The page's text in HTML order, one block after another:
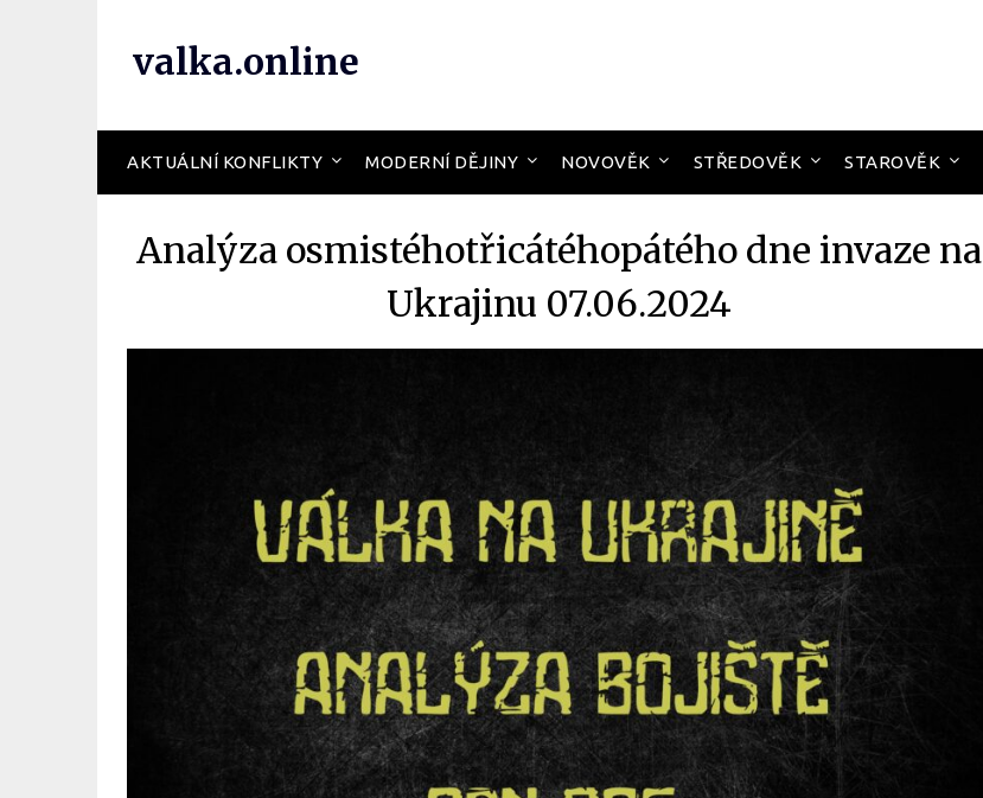
valka.online
AKTUÁLNÍ KONFLIKTY MODERNÍ DĚJINY NOVOVĚK STŘEDOVĚK STAROVĚK
Analýza osmistéhotřicátéhopátého dne invaze na
Ukrajinu 07.06.2024